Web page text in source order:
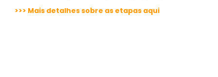
>>> Mais detalhes sobre as etapas aqui